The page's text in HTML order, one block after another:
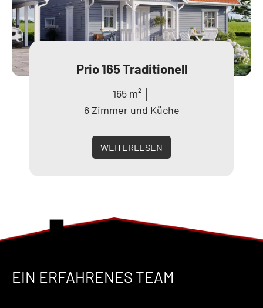
Prio 165 Traditionell
165 m² │
6 Zimmer und Küche
WEITERLESEN
EIN ERFAHRENES TEAM